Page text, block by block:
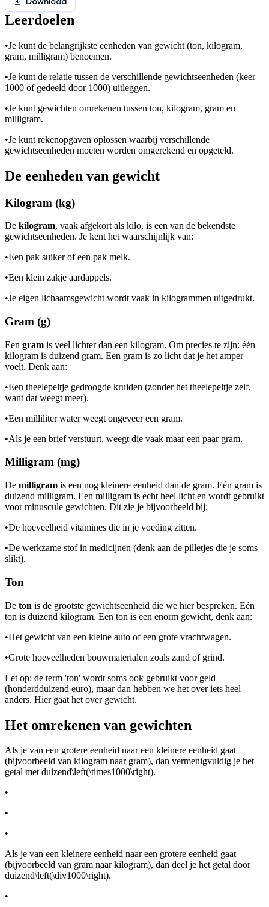
Leerdoelen
•Je kunt de belangrijkste eenheden van gewicht (ton, kilogram,
gram, milligram) benoemen.
•Je kunt de relatie tussen de verschillende gewichtseenheden (keer
1000 of gedeeld door 1000) uitleggen.
•Je kunt gewichten omrekenen tussen ton, kilogram, gram en
milligram.
•Je kunt rekenopgaven oplossen waarbij verschillende
gewichtseenheden moeten worden omgerekend en opgeteld.
De eenheden van gewicht
Kilogram (kg)
De kilogram, vaak afgekort als kilo, is een van de bekendste
gewichtseenheden. Je kent het waarschijnlijk van:
•Een pak suiker of een pak melk.
•Een klein zakje aardappels.
•Je eigen lichaamsgewicht wordt vaak in kilogrammen uitgedrukt.
Gram (g)
Een gram is veel lichter dan een kilogram. Om precies te zijn: één
kilogram is duizend gram. Een gram is zo licht dat je het amper
voelt. Denk aan:
•Een theelepeltje gedroogde kruiden (zonder het theelepeltje zelf,
want dat weegt meer).
•Een milliliter water weegt ongeveer een gram.
•Als je een brief verstuurt, weegt die vaak maar een paar gram.
Milligram (mg)
De milligram is een nog kleinere eenheid dan de gram. Eén gram is
duizend milligram. Een milligram is echt heel licht en wordt gebruikt
voor minuscule gewichten. Dit zie je bijvoorbeeld bij:
•De hoeveelheid vitamines die in je voeding zitten.
•De werkzame stof in medicijnen (denk aan de pilletjes die je soms
slikt).
Ton
De ton is de grootste gewichtseenheid die we hier bespreken. Eén
ton is duizend kilogram. Een ton is een enorm gewicht, denk aan:
•Het gewicht van een kleine auto of een grote vrachtwagen.
•Grote hoeveelheden bouwmaterialen zoals zand of grind.
Let op: de term 'ton' wordt soms ook gebruikt voor geld
(honderdduizend euro), maar dan hebben we het over iets heel
anders. Hier gaat het over gewicht.
Het omrekenen van gewichten
Als je van een grotere eenheid naar een kleinere eenheid gaat
(bijvoorbeeld van kilogram naar gram), dan vermenigvuldig je het
getal met duizend\left(\times1000\right).
•
•
•
Als je van een kleinere eenheid naar een grotere eenheid gaat
(bijvoorbeeld van gram naar kilogram), dan deel je het getal door
duizend\left(\div1000\right).
•